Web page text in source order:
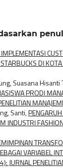
IMPLEMENTASI
DI
Suasana Hisanti
PRODI
Santi,
INDUSTRI FASHION
VARIABEL